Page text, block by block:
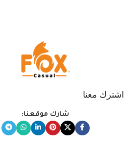
اشترك معنا
شارك موقعنا: